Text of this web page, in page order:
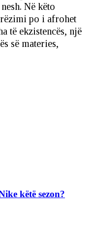
Në këto
po i afrohet
të ekzistencës, një
së materies,
këtë sezon?